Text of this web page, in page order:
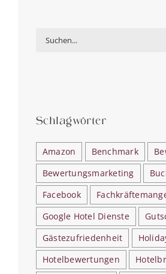
Suche
Schlagwörter
Amazon Benchmark
Bewertungsmarketing
Facebook
Google Hotel Dienste
Gästezufriedenheit
Hotelbewertungen